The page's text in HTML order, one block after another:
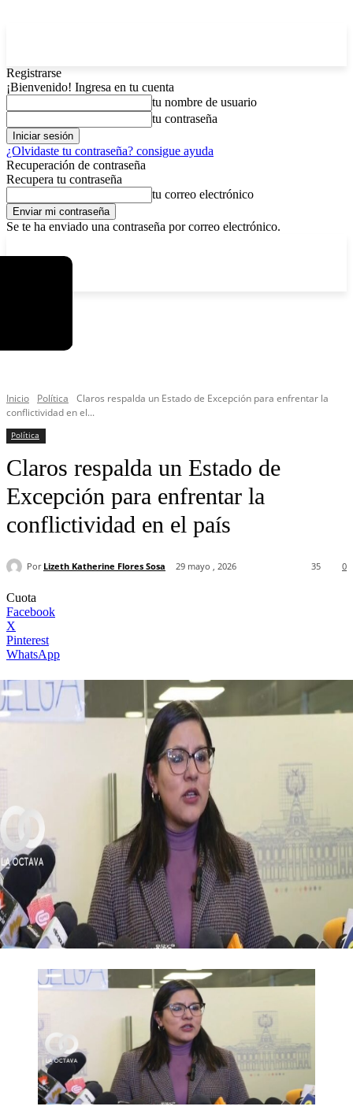
Registrarse
¡Bienvenido! Ingresa en tu cuenta
tu nombre de usuario
tu contraseña
¿Olvidaste tu contraseña? consigue ayuda
Recuperación de contraseña
Recupera tu contraseña
tu correo electrónico
Se te ha enviado una contraseña por correo electrónico.
Inicio Política
Claros respalda un Estado de Excepción para enfrentar la
conflictividad en el...
Política
Claros respalda un Estado de
Excepción para enfrentar la
conflictividad en el país
Por Lizeth Katherine Flores Sosa 29 mayo , 2026 0
35
Cuota
Facebook
X
Pinterest
WhatsApp